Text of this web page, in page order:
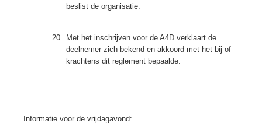
beslist de organisatie.
20. Met het inschrijven voor de A4D verklaart de
deelnemer zich bekend en akkoord met het bij of
krachtens dit reglement bepaalde.
Informatie voor de vrijdagavond: